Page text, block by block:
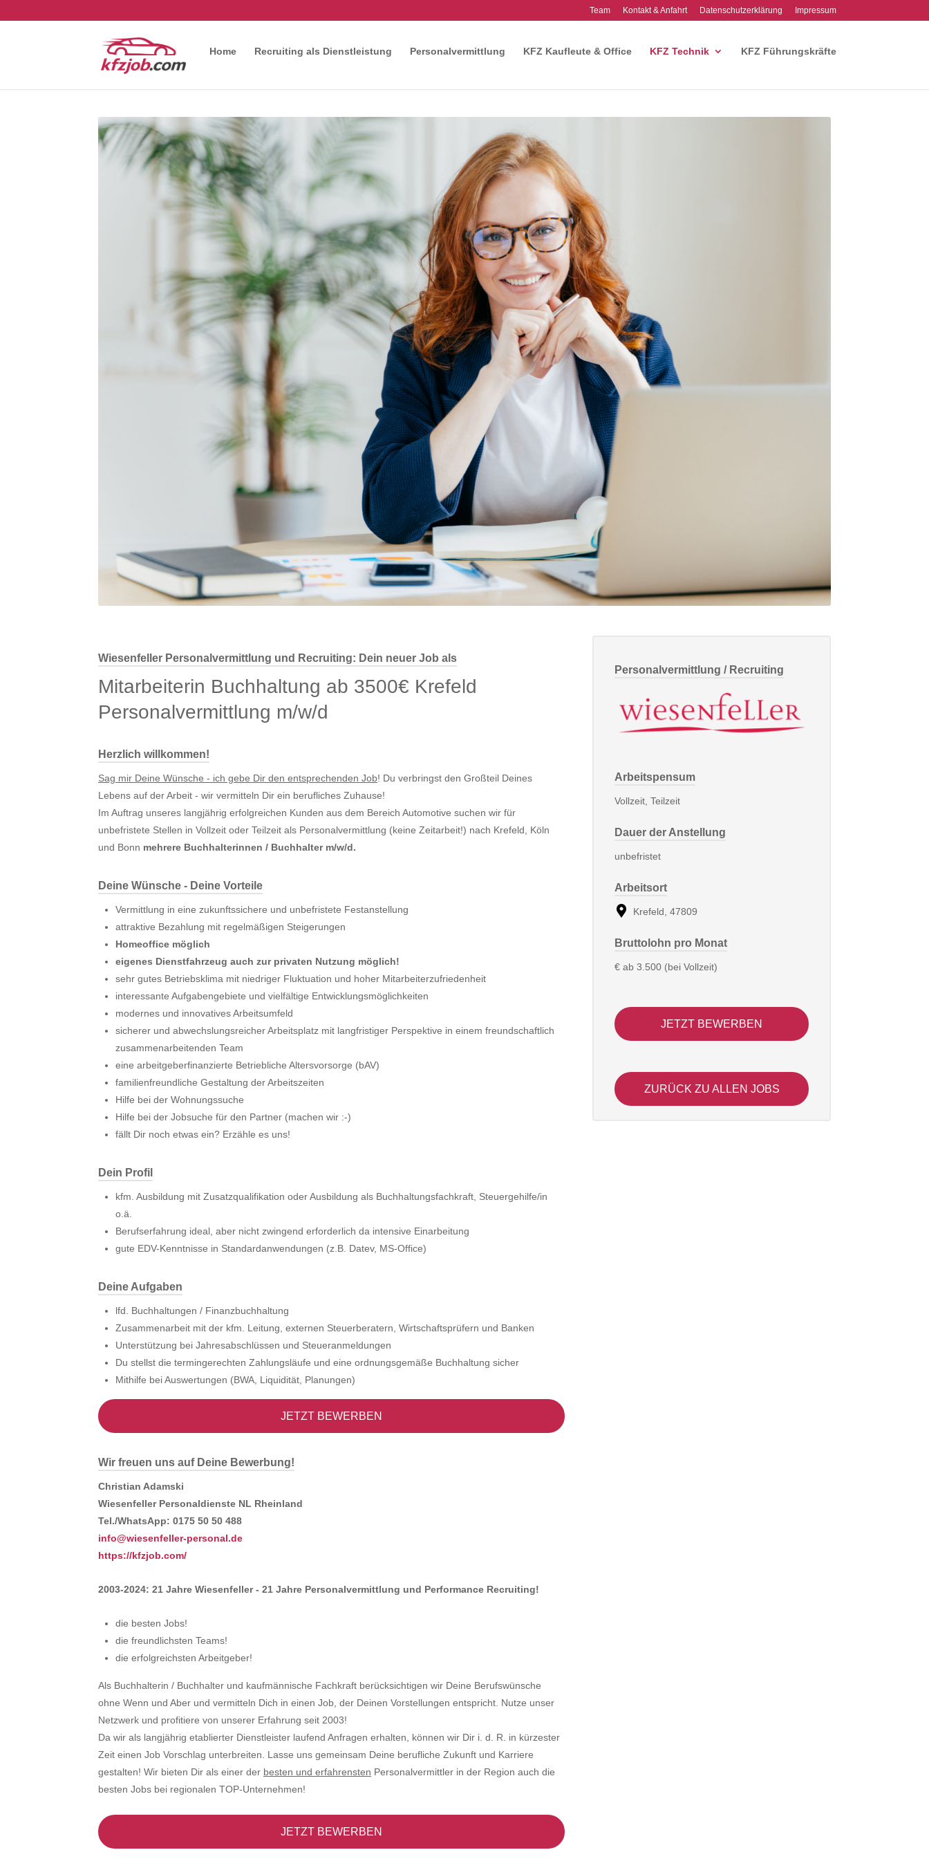
Team Kontakt & Anfahrt Datenschutzerklärung Impressum
Home Recruiting als Dienstleistung Personalvermittlung KFZ Kaufleute & Office KFZ Technik KFZ Führungskräfte
Wiesenfeller Personalvermittlung und Recruiting: Dein neuer Job als
Mitarbeiterin Buchhaltung ab 3500€ Krefeld
Personalvermittlung m/w/d
Herzlich willkommen!
Sag mir Deine Wünsche - ich gebe Dir den entsprechenden Job! Du verbringst den Großteil Deines
Lebens auf der Arbeit - wir vermitteln Dir ein berufliches Zuhause!
Im Auftrag unseres langjährig erfolgreichen Kunden aus dem Bereich Automotive suchen wir für
unbefristete Stellen in Vollzeit oder Teilzeit als Personalvermittlung (keine Zeitarbeit!) nach Krefeld, Köln
und Bonn mehrere Buchhalterinnen / Buchhalter m/w/d.
Deine Wünsche - Deine Vorteile
Vermittlung in eine zukunftssichere und unbefristete Festanstellung
attraktive Bezahlung mit regelmäßigen Steigerungen
Homeoffice möglich
eigenes Dienstfahrzeug auch zur privaten Nutzung möglich!
sehr gutes Betriebsklima mit niedriger Fluktuation und hoher Mitarbeiterzufriedenheit
interessante Aufgabengebiete und vielfältige Entwicklungsmöglichkeiten
modernes und innovatives Arbeitsumfeld
sicherer und abwechslungsreicher Arbeitsplatz mit langfristiger Perspektive in einem freundschaftlich
zusammenarbeitenden Team
eine arbeitgeberfinanzierte Betriebliche Altersvorsorge (bAV)
familienfreundliche Gestaltung der Arbeitszeiten
Hilfe bei der Wohnungssuche
Hilfe bei der Jobsuche für den Partner (machen wir :-)
fällt Dir noch etwas ein? Erzähle es uns!
Dein Profil
kfm. Ausbildung mit Zusatzqualifikation oder Ausbildung als Buchhaltungsfachkraft, Steuergehilfe/in
o.ä.
Berufserfahrung ideal, aber nicht zwingend erforderlich da intensive Einarbeitung
gute EDV-Kenntnisse in Standardanwendungen (z.B. Datev, MS-Office)
Deine Aufgaben
lfd. Buchhaltungen / Finanzbuchhaltung
Zusammenarbeit mit der kfm. Leitung, externen Steuerberatern, Wirtschaftsprüfern und Banken
Unterstützung bei Jahresabschlüssen und Steueranmeldungen
Du stellst die termingerechten Zahlungsläufe und eine ordnungsgemäße Buchhaltung sicher
Mithilfe bei Auswertungen (BWA, Liquidität, Planungen)
JETZT BEWERBEN
Wir freuen uns auf Deine Bewerbung!
Christian Adamski
Wiesenfeller Personaldienste NL Rheinland
Tel./WhatsApp: 0175 50 50 488
info@wiesenfeller-personal.de
https://kfzjob.com/
2003-2024: 21 Jahre Wiesenfeller - 21 Jahre Personalvermittlung und Performance Recruiting!
die besten Jobs!
die freundlichsten Teams!
die erfolgreichsten Arbeitgeber!
Als Buchhalterin / Buchhalter und kaufmännische Fachkraft berücksichtigen wir Deine Berufswünsche
ohne Wenn und Aber und vermitteln Dich in einen Job, der Deinen Vorstellungen entspricht. Nutze unser
Netzwerk und profitiere von unserer Erfahrung seit 2003!
Da wir als langjährig etablierter Dienstleister laufend Anfragen erhalten, können wir Dir i. d. R. in kürzester
Zeit einen Job Vorschlag unterbreiten. Lasse uns gemeinsam Deine berufliche Zukunft und Karriere
gestalten! Wir bieten Dir als einer der besten und erfahrensten Personalvermittler in der Region auch die
besten Jobs bei regionalen TOP-Unternehmen!
JETZT BEWERBEN
Personalvermittlung / Recruiting
Arbeitspensum
Vollzeit, Teilzeit
Dauer der Anstellung
unbefristet
Arbeitsort
Krefeld, 47809
Bruttolohn pro Monat
€ ab 3.500 (bei Vollzeit)
JETZT BEWERBEN
ZURÜCK ZU ALLEN JOBS